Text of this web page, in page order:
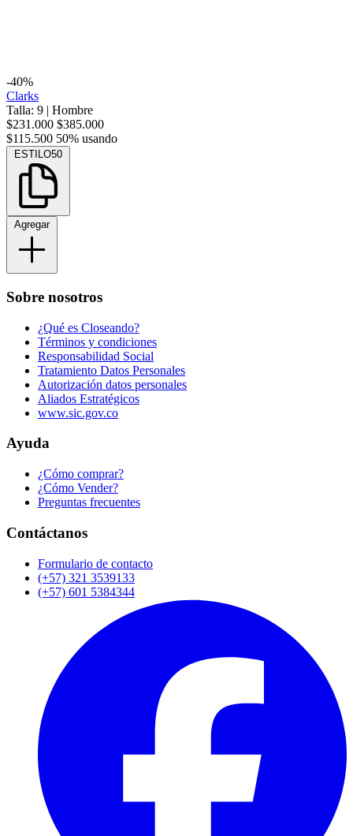
-40%
Clarks
Talla: 9 | Hombre
$231.000 $385.000
$115.500 50% usando
ESTILO50
Agregar
Sobre nosotros
¿Qué es Closeando?
Términos y condiciones
Responsabilidad Social
Tratamiento Datos Personales
Autorización datos personales
Aliados Estratégicos
www.sic.gov.co
Ayuda
¿Cómo comprar?
¿Cómo Vender?
Preguntas frecuentes
Contáctanos
Formulario de contacto
(+57) 321 3539133
(+57) 601 5384344